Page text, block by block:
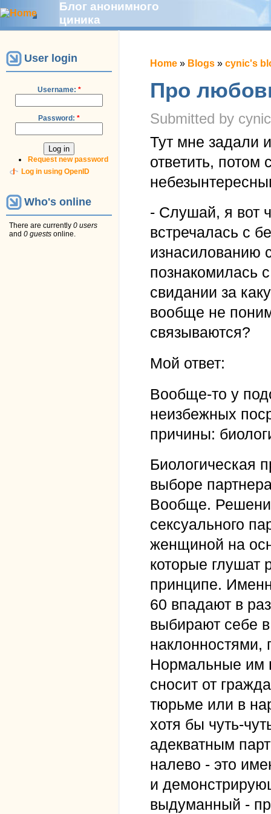
Блог анонимного
циника
User login
Username: *
Password: *
Request new password
Log in using OpenID
Who's online
There are currently 0 users
and 0 guests online.
Home » Blogs » cynic's
Про
Submitted by
Тут мне задали
ответить, потом
- Слушай, я вот
встречалась с
изнасилованию
познакомилась
свидании за
вообще не
связываются?
Мой ответ:
Вообще-то у
неизбежных
причины:
Биологическая
выборе
Вообще.
сексуального
женщиной на
которые глушат
принципе.
60 впадают в
выбирают себе
наклонностями,
Нормальные им
сносит от
тюрьме или в
хотя бы чуть-
адекватным
налево - это
и
выдуманный -